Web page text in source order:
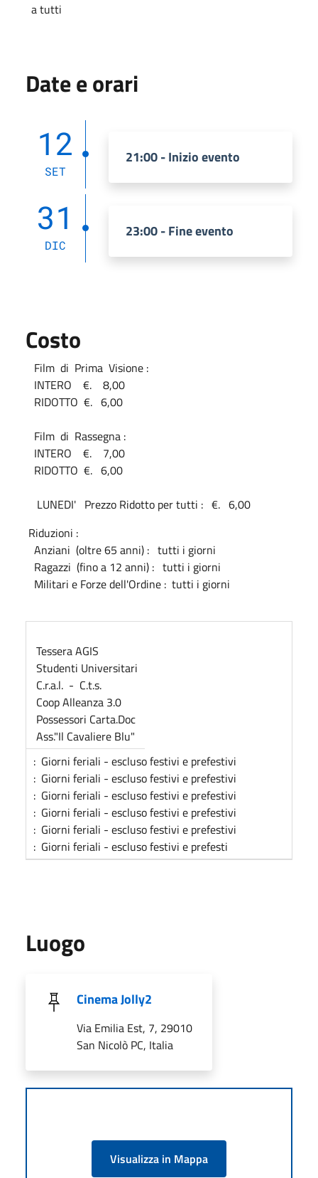
a tutti
Date e orari
12
SET
21:00 - Inizio evento
31
DIC
23:00 - Fine evento
Costo
Film di Prima Visione :
INTERO €. 8,00
RIDOTTO €. 6,00
Film di Rassegna :
INTERO €. 7,00
RIDOTTO €. 6,00
LUNEDI' Prezzo Ridotto per tutti : €. 6,00
Riduzioni :
Anziani (oltre 65 anni) : tutti i giorni
Ragazzi (fino a 12 anni) : tutti i giorni
Militari e Forze dell'Ordine : tutti i giorni
Tessera AGIS
Studenti Universitari
C.r.a.l. - C.t.s.
Coop Alleanza 3.0
Possessori Carta.Doc
Ass."Il Cavaliere Blu"
: Giorni feriali - escluso festivi e prefestivi
: Giorni feriali - escluso festivi e prefestivi
: Giorni feriali - escluso festivi e prefestivi
: Giorni feriali - escluso festivi e prefestivi
: Giorni feriali - escluso festivi e prefestivi
: Giorni feriali - escluso festivi e prefesti
Luogo
Cinema Jolly2
Via Emilia Est, 7, 29010
San Nicolò PC, Italia
Visualizza in Mappa